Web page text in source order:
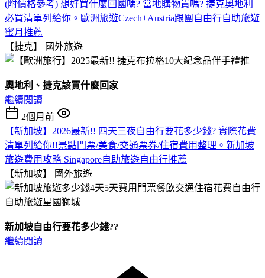
(附價格參考) 想好買什麼回國嗎? 當地購物貴嗎? 捷克奧地利
必買清單列給你。歐洲旅遊Czech+Austria跟團自由行自助旅遊
蜜月推薦
【捷克】
國外旅遊
奧地利、捷克該買什麼回家
繼續閱讀
2個月前
【新加坡】2026最新!! 四天三夜自由行要花多少錢? 實際花費
清單列給你!!景點門票/美食/交通票券/住宿費用整理。新加坡
旅遊費用攻略 Singapore自助旅遊自由行推薦
【新加坡】
國外旅遊
新加坡自由行要花多少錢??
繼續閱讀